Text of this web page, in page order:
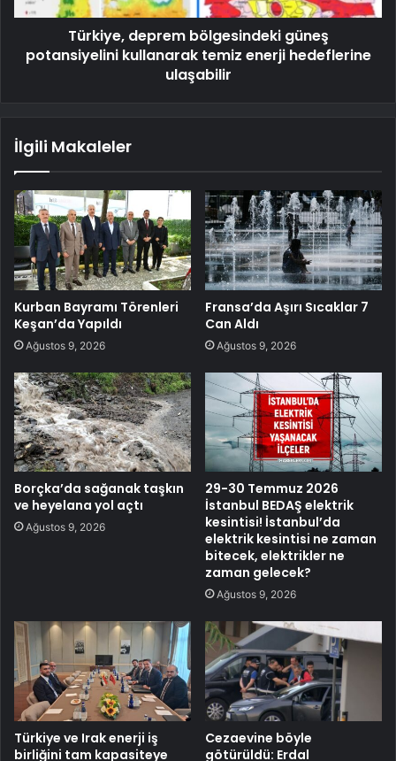
Türkiye, deprem bölgesindeki güneş
potansiyelini kullanarak temiz enerji hedeflerine
ulaşabilir
İlgili Makaleler
Kurban Bayramı Törenleri
Keşan’da Yapıldı
Ağustos 9, 2026
Fransa’da Aşırı Sıcaklar 7
Can Aldı
Ağustos 9, 2026
Borçka’da sağanak taşkın
ve heyelana yol açtı
Ağustos 9, 2026
29-30 Temmuz 2026
İstanbul BEDAŞ elektrik
kesintisi! İstanbul’da
elektrik kesintisi ne zaman
bitecek, elektrikler ne
zaman gelecek?
Ağustos 9, 2026
Türkiye ve Irak enerji iş
birliğini tam kapasiteye
Cezaevine böyle
götürüldü: Erdal